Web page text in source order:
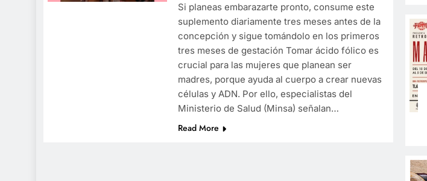
Si planeas embarazarte pronto, consume este
suplemento diariamente tres meses antes de la
concepción y sigue tomándolo en los primeros
tres meses de gestación Tomar ácido fólico es
crucial para las mujeres que planean ser
madres, porque ayuda al cuerpo a crear nuevas
células y ADN. Por ello, especialistas del
Ministerio de Salud (Minsa) señalan…
Read More